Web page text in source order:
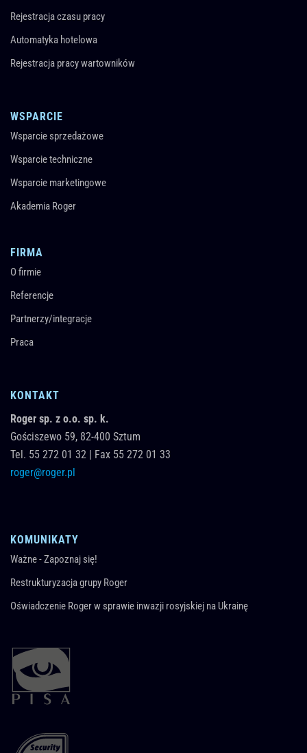
Rejestracja czasu pracy
Automatyka hotelowa
Rejestracja pracy wartowników
WSPARCIE
Wsparcie sprzedażowe
Wsparcie techniczne
Wsparcie marketingowe
Akademia Roger
FIRMA
O firmie
Referencje
Partnerzy/integracje
Praca
KONTAKT
Roger sp. z o.o. sp. k.
Gościszewo 59, 82-400 Sztum
Tel. 55 272 01 32 | Fax 55 272 01 33
roger@roger.pl
KOMUNIKATY
Ważne - Zapoznaj się!
Restrukturyzacja grupy Roger
Oświadczenie Roger w sprawie inwazji rosyjskiej na Ukrainę